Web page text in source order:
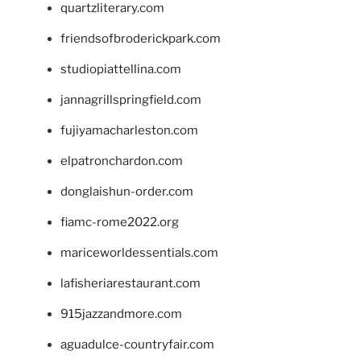
quartzliterary.com
friendsofbroderickpark.com
studiopiattellina.com
jannagrillspringfield.com
fujiyamacharleston.com
elpatronchardon.com
donglaishun-order.com
fiamc-rome2022.org
mariceworldessentials.com
lafisheriarestaurant.com
915jazzandmore.com
aguadulce-countryfair.com